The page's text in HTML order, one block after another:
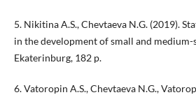
5. Nikitina A.S., Chevtaeva N.G. (2019).
in the development of small and medium-
Ekaterinburg, 182 p.
6. Vatoropin A.S., Chevtaeva N.G.,